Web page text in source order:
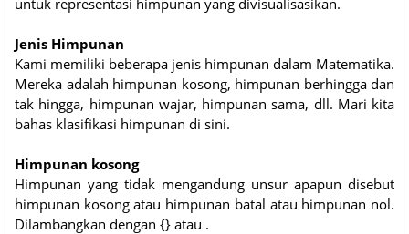
Jenis Himpunan
Kami memiliki beberapa jenis himpunan dalam Matematika.
Mereka adalah himpunan kosong, himpunan berhingga dan
tak hingga, himpunan wajar, himpunan sama, dll. Mari kita
bahas klasifikasi himpunan di sini.
Himpunan kosong
Himpunan yang tidak mengandung unsur apapun disebut
himpunan kosong atau himpunan batal atau himpunan nol.
Dilambangkan dengan {} atau .